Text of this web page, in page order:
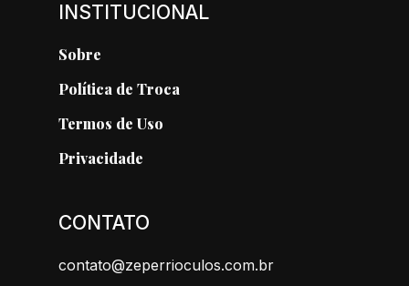
INSTITUCIONAL
Sobre
Política de Troca
Termos de Uso
Privacidade
CONTATO
contato@zeperrioculos.com.br